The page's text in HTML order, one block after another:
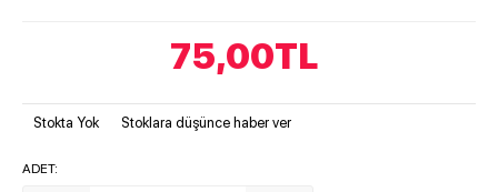
75,00TL
Stokta Yok Stoklara düşünce haber ver
ADET: